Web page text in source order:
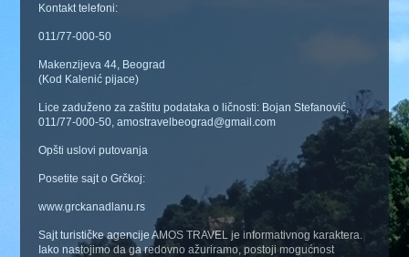
Kontakt telefoni:
011/77-000-50
Makenzijeva 44, Beograd
(Kod Kalenić pijace)
Lice zaduženo za zaštitu podataka o ličnosti: Bojan Stefanović,
011/77-000-50, amostravelbeograd@gmail.com
Opšti uslovi putovanja
Posetite sajt o Grčkoj:
www.grckanadlanu.rs
Sajt turističke agencije AMOS TRAVEL je informativnog karaktera.
Iako nastojimo da ga redovno ažuriramo, postoji mogućnost